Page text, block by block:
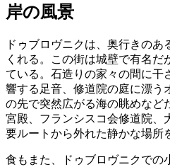
岸の風景
ドゥブロヴニクは、奥行きのあ
くれる。この街は城壁で有名だ
ている。石造りの家々の間に干
響する足音、修道院の庭に漂う
の先で突然広がる海の眺めなど
宮殿、フランシスコ会修道院、
要ルートから外れた静かな場所
食もまた、ドゥブロヴニクでの